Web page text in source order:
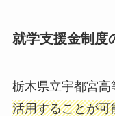
就学支援金制度
栃木県立宇都宮高
活用することが可